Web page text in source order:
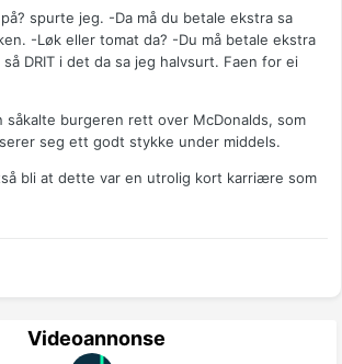
spurte jeg. -Da må du betale ekstra sa
-Løk eller tomat da? -Du må betale ekstra
DRIT i det da sa jeg halvsurt. Faen for ei
såkalte burgeren rett over McDonalds, som
seg ett godt stykke under middels.
bli at dette var en utrolig kort karriære som
Videoannonse